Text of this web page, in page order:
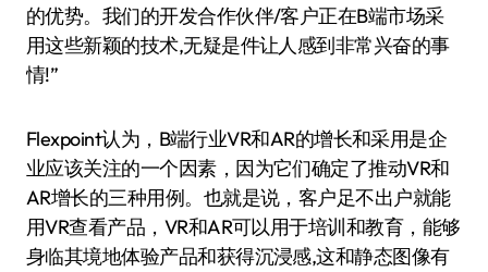
的优势。我们的开发合作伙伴/客户正在B端市场采
用这些新颖的技术,无疑是件让人感到非常兴奋的事
情!”
Flexpoint认为，B端行业VR和AR的增长和采用是企
业应该关注的一个因素，因为它们确定了推动VR和
AR增长的三种用例。也就是说，客户足不出户就能
用VR查看产品，VR和AR可以用于培训和教育，能够
身临其境地体验产品和获得沉浸感,这和静态图像有